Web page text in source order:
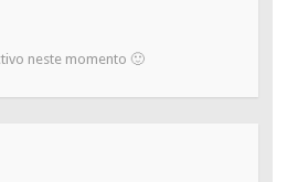
neste momento 🙂